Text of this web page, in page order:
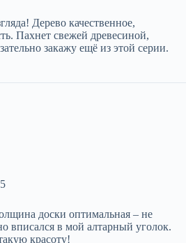
Дерево качественное,
Пахнет свежей древесиной,
закажу ещё из этой серии.
доски оптимальная – не
вписался в мой алтарный уголок.
красоту!